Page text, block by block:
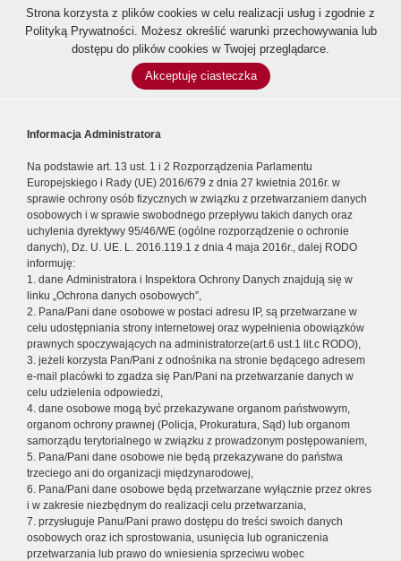
Strona korzysta z plików cookies w celu realizacji usług i zgodnie z
Polityką Prywatności. Możesz określić warunki przechowywania lub
dostępu do plików cookies w Twojej przeglądarce.
Akceptuję ciasteczka
Informacja Administratora
Na podstawie art. 13 ust. 1 i 2 Rozporządzenia Parlamentu
Europejskiego i Rady (UE) 2016/679 z dnia 27 kwietnia 2016r. w
sprawie ochrony osób fizycznych w związku z przetwarzaniem danych
osobowych i w sprawie swobodnego przepływu takich danych oraz
uchylenia dyrektywy 95/46/WE (ogólne rozporządzenie o ochronie
danych), Dz. U. UE. L. 2016.119.1 z dnia 4 maja 2016r., dalej RODO
informuję:
1. dane Administratora i Inspektora Ochrony Danych znajdują się w
linku „Ochrona danych osobowych”,
2. Pana/Pani dane osobowe w postaci adresu IP, są przetwarzane w
celu udostępniania strony internetowej oraz wypełnienia obowiązków
prawnych spoczywających na administratorze(art.6 ust.1 lit.c RODO),
3. jeżeli korzysta Pan/Pani z odnośnika na stronie będącego adresem
e-mail placówki to zgadza się Pan/Pani na przetwarzanie danych w
celu udzielenia odpowiedzi,
4. dane osobowe mogą być przekazywane organom państwowym,
organom ochrony prawnej (Policja, Prokuratura, Sąd) lub organom
samorządu terytorialnego w związku z prowadzonym postępowaniem,
5. Pana/Pani dane osobowe nie będą przekazywane do państwa
trzeciego ani do organizacji międzynarodowej,
6. Pana/Pani dane osobowe będą przetwarzane wyłącznie przez okres
i w zakresie niezbędnym do realizacji celu przetwarzania,
7. przysługuje Panu/Pani prawo dostępu do treści swoich danych
osobowych oraz ich sprostowania, usunięcia lub ograniczenia
przetwarzania lub prawo do wniesienia sprzeciwu wobec